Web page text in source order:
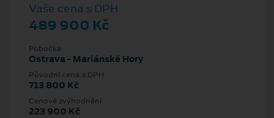
Vaše cena s DPH
489 900 Kč
Pobočka
Ostrava - Mariánské Hory
Původní cena s DPH
713 800 Kč
Cenové zvýhodnění
223 900 Kč